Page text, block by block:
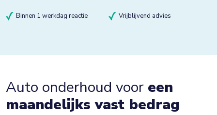
Binnen 1 werkdag reactie Vrijblijvend advies
Auto onderhoud voor een
maandelijks vast bedrag